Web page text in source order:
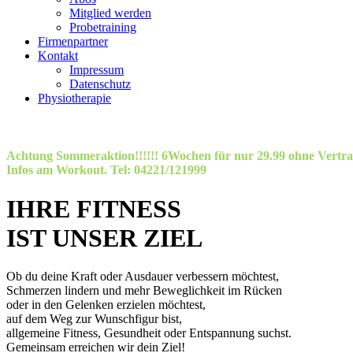
Mitglied werden
Probetraining
Firmenpartner
Kontakt
Impressum
Datenschutz
Physiotherapie
Achtung Sommeraktion!!!!!! 6Wochen für nur 29.99 ohne
Infos am Workout. Tel: 04221/121999
IHRE FITNESS
IST UNSER ZIEL
Ob du deine Kraft oder Ausdauer verbessern möchtest,
Schmerzen lindern und mehr Beweglichkeit im Rücken
oder in den Gelenken erzielen möchtest,
auf dem Weg zur Wunschfigur bist,
allgemeine Fitness, Gesundheit oder Entspannung suchst.
Gemeinsam erreichen wir dein Ziel!